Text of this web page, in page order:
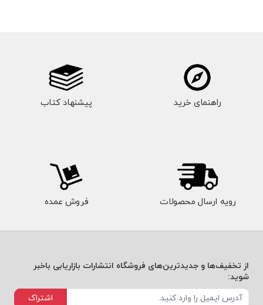
راهنمای خرید پیشنهاد کتاب
رویه ارسال محصولات فروش عمده
از تخفیف‌ها و جدیدترین‌های فروشگاه انتشارات بازاریابی باخبر
شوید:
اشتراک